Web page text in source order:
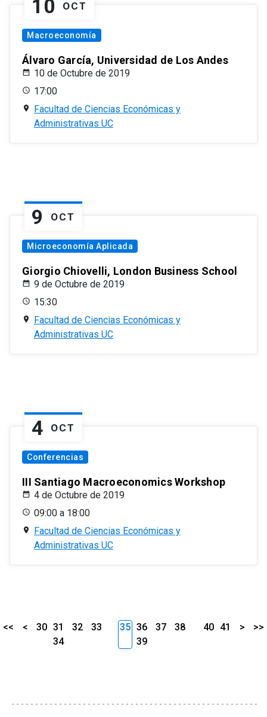
10 OCT
Macroeconomía
Álvaro García, Universidad de Los Andes
10 de Octubre de 2019
17:00
Facultad de Ciencias Económicas y
Administrativas UC
9 OCT
Microeconomía Aplicada
Giorgio Chiovelli, London Business School
9 de Octubre de 2019
15:30
Facultad de Ciencias Económicas y
Administrativas UC
4 OCT
Conferencias
III Santiago Macroeconomics Workshop
4 de Octubre de 2019
09:00 a 18:00
Facultad de Ciencias Económicas y
Administrativas UC
<< < 30 31 32
33
34
35 36 37
38
39
40 41 > >>